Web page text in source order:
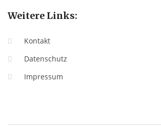
Weitere Links:
Kontakt
Datenschutz
Impressum